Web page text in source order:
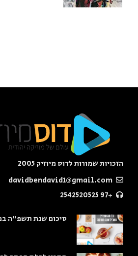
הזכויות שמורות לדוס מיוזיק 2005
+97 2542520525
סיכום שנת תשפ"ה